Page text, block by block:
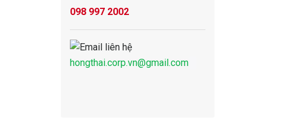
098 997 2002
hongthai.corp.vn@gmail.com